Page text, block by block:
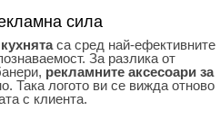
сила
са сред най-ефективните
За разлика от
рекламните аксесоари за
Така логото ви се вижда отново
с клиента.